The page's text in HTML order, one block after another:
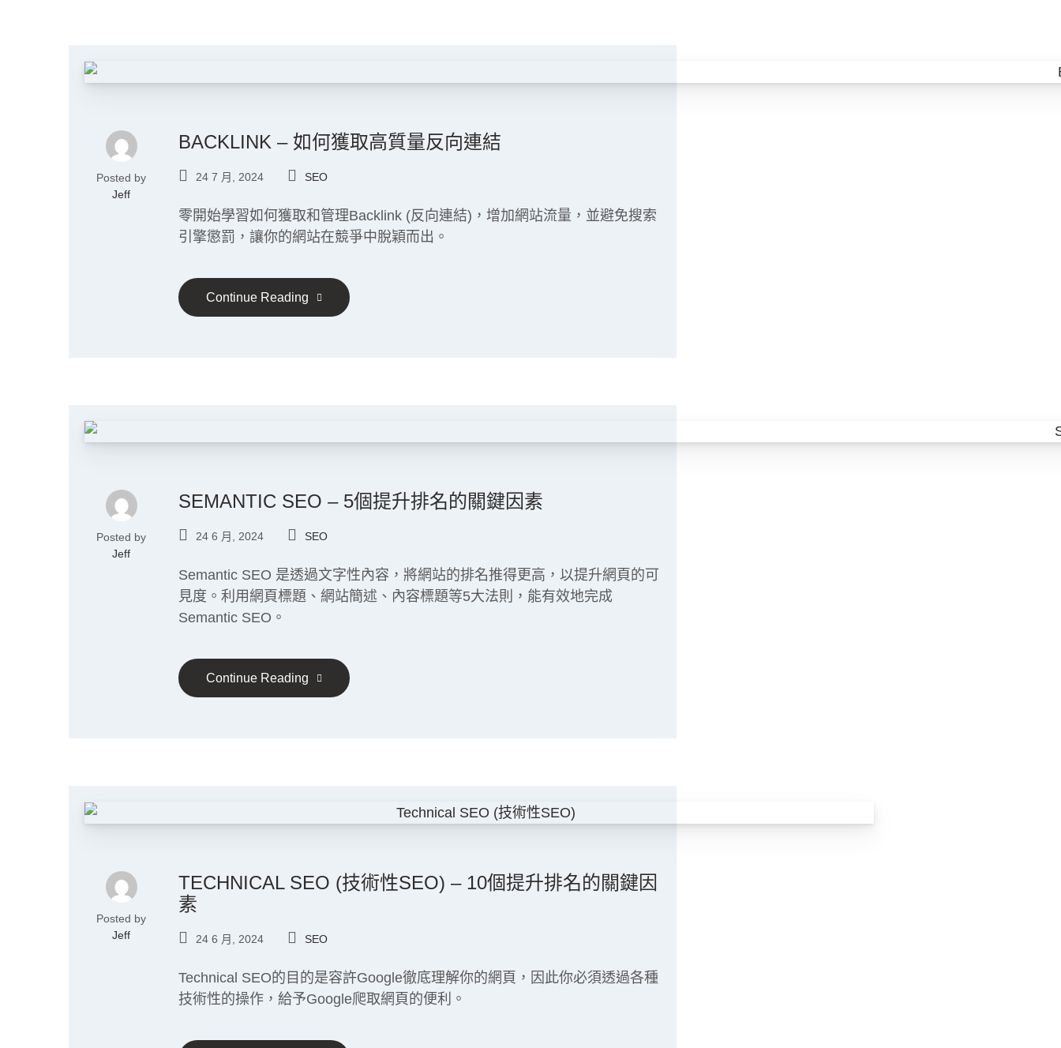
Posted by
Jeff
BACKLINK – 如何獲取高質量反向連結
24 7 月, 2024 SEO
零開始學習如何獲取和管理Backlink (反向連結)，增加網站流量，並避免搜索
引擎懲罰，讓你的網站在競爭中脫穎而出。
Continue Reading
Posted by
Jeff
SEMANTIC SEO – 5個提升排名的關鍵因素
24 6 月, 2024 SEO
Semantic SEO 是透過文字性內容，將網站的排名推得更高，以提升網頁的可
見度。利用網頁標題、網站簡述、內容標題等5大法則，能有效地完成
Semantic SEO。
Continue Reading
Posted by
Jeff
TECHNICAL SEO (技術性SEO) – 10個提升排名的關鍵因
素
24 6 月, 2024 SEO
Technical SEO的目的是容許Google徹底理解你的網頁，因此你必須透過各種
技術性的操作，給予Google爬取網頁的便利。